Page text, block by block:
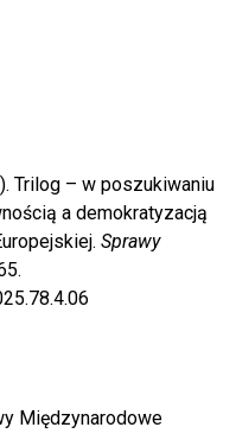
Trilog – w poszukiwaniu
a demokratyzacją
Sprawy
Międzynarodowe